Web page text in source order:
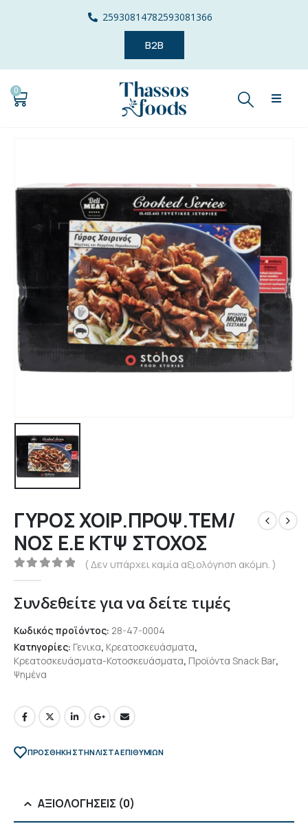
25930814782593081366
B2B
0
ΓΥΡΟΣ ΧΟΙΡ.ΠΡΟΨ.ΤΕΜ/
ΝΟΣ Ε.Ε ΚΤΨ ΣΤΟΧΟΣ
0out of 5
( Δεν υπάρχει καμία αξιολόγηση ακόμη. )
Συνδεθείτε για να δείτε τιμές
Κωδικός προϊόντος: 28-47-0004
Κατηγορίες: Γενικα, Κρεατοσκευάσματα,
Κρεατοσκευάσματα-Κοτοσκευάσματα, Προϊόντα Snack Bar,
Ψημένα
ΠΡΌΣΘΉΚΗ ΣΤΗΝ ΛΊΣΤΑ ΕΠΙΘΥΜΙΏΝ
ΑΞΙΟΛΟΓΉΣΕΙΣ (0)